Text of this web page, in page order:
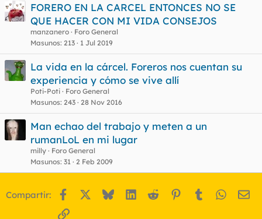
FORERO EN LA CARCEL ENTONCES NO SE
QUE HACER CON MI VIDA CONSEJOS
manzanero
Foro General
Masunos 213 1 Jul 2019
La vida en la cárcel. Foreros nos cuentan su
experiencia y cómo se vive allí
Poti-Poti
Foro General
Masunos 243 28 Nov 2016
Man echao del trabajo y meten a un
rumanLoL en mi lugar
milly
Foro General
Masunos 31 2 Feb 2009
Compartir: Facebook BlueskyLinkedIn
Reddit Pinterest
Tumblr
Enlace